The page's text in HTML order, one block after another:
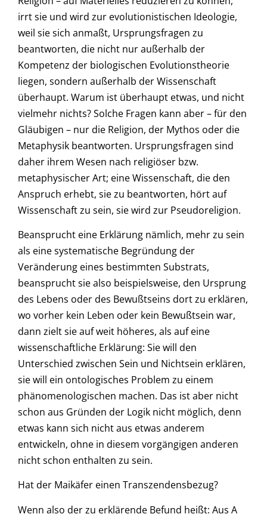
irrt sie und wird zur evolutionistischen Ideologie,
weil sie sich anmaßt, Ursprungsfragen zu
beantworten, die nicht nur außerhalb der
Kompetenz der biologischen Evolutionstheorie
liegen, sondern außerhalb der Wissenschaft
überhaupt. Warum ist überhaupt etwas, und nicht
vielmehr nichts? Solche Fragen kann aber – für den
Gläubigen – nur die Religion, der Mythos oder die
Metaphysik beantworten. Ursprungsfragen sind
daher ihrem Wesen nach religiöser bzw.
metaphysischer Art; eine Wissenschaft, die den
Anspruch erhebt, sie zu beantworten, hört auf
Wissenschaft zu sein, sie wird zur Pseudoreligion.
Beansprucht eine Erklärung nämlich, mehr zu sein
als eine systematische Begründung der
Veränderung eines bestimmten Substrats,
beansprucht sie also beispielsweise, den Ursprung
des Lebens oder des Bewußtseins dort zu erklären,
wo vorher kein Leben oder kein Bewußtsein war,
dann zielt sie auf weit höheres, als auf eine
wissenschaftliche Erklärung: Sie will den
Unterschied zwischen Sein und Nichtsein erklären,
sie will ein ontologisches Problem zu einem
phänomenologischen machen. Das ist aber nicht
schon aus Gründen der Logik nicht möglich, denn
etwas kann sich nicht aus etwas anderem
entwickeln, ohne in diesem vorgängigen anderen
nicht schon enthalten zu sein.
Hat der Maikäfer einen Transzendensbezug?
Wenn also der zu erklärende Befund heißt: Aus A